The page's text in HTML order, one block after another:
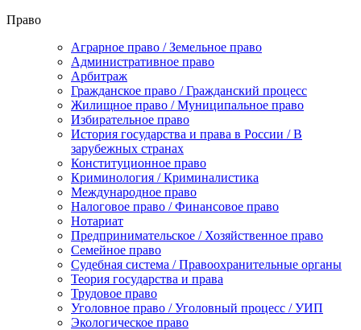
Право
Аграрное право / Земельное право
Административное право
Арбитраж
Гражданское право / Гражданский процесс
Жилищное право / Муниципальное право
Избирательное право
История государства и права в России / В
зарубежных странах
Конституционное право
Криминология / Криминалистика
Международное право
Налоговое право / Финансовое право
Нотариат
Предпринимательское / Хозяйственное право
Семейное право
Судебная система / Правоохранительные органы
Теория государства и права
Трудовое право
Уголовное право / Уголовный процесс / УИП
Экологическое право